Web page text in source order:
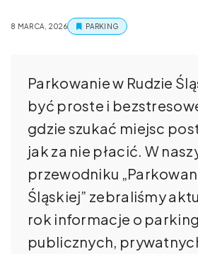
8 MARCA, 2026 PARKING
Parkowanie w Rudzie
być proste i
gdzie szukać miejsc
jak za nie płacić. W
przewodniku
Śląskiej” zebraliśmy
rok informacje o
publicznych,